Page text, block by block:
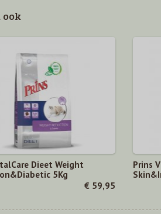
ook
Dieet Weight
5Kg
€ 59,95
Prins